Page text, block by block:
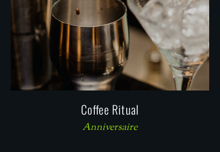
Coffee Ritual
Anniversaire